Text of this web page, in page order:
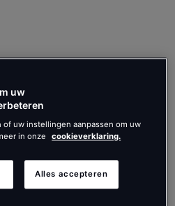
uw
of uw instellingen aanpassen om uw
in onze
cookieverklaring.
Alles accepteren